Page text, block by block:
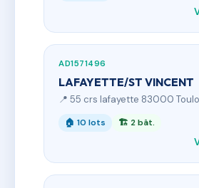
AD1571496
LAFAYETTE/ST VINCENT
📍 55 crs lafayette 83000
🏠 10 lots 🏗 2 bât.